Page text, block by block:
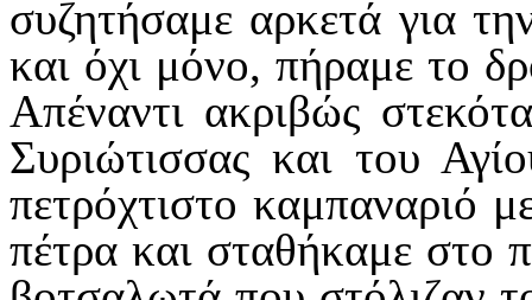
συζητήσαμε αρκετά για
και όχι μόνο, πήραμε το
Απέναντι ακριβώς
Συριώτισσας και του
πετρόχτιστο καμπαναριό
πέτρα και σταθήκαμε στο